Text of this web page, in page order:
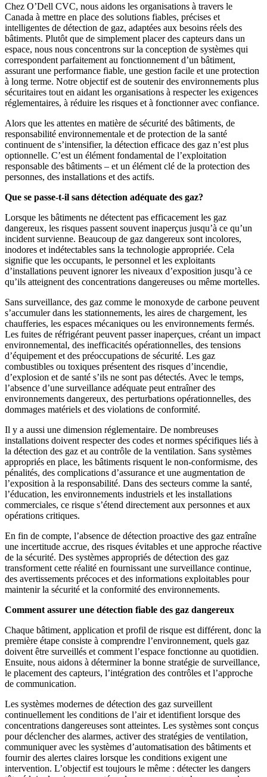
Chez O’Dell CVC, nous aidons les organisations à travers le
Canada à mettre en place des solutions fiables, précises et
intelligentes de détection de gaz, adaptées aux besoins réels des
bâtiments. Plutôt que de simplement placer des capteurs dans un
espace, nous nous concentrons sur la conception de systèmes qui
correspondent parfaitement au fonctionnement d’un bâtiment,
assurant une performance fiable, une gestion facile et une protection
à long terme. Notre objectif est de soutenir des environnements plus
sécuritaires tout en aidant les organisations à respecter les exigences
réglementaires, à réduire les risques et à fonctionner avec confiance.
Alors que les attentes en matière de sécurité des bâtiments, de
responsabilité environnementale et de protection de la santé
continuent de s’intensifier, la détection efficace des gaz n’est plus
optionnelle. C’est un élément fondamental de l’exploitation
responsable des bâtiments – et un élément clé de la protection des
personnes, des installations et des actifs.
Que se passe-t-il sans détection adéquate des gaz?
Lorsque les bâtiments ne détectent pas efficacement les gaz
dangereux, les risques passent souvent inaperçus jusqu’à ce qu’un
incident survienne. Beaucoup de gaz dangereux sont incolores,
inodores et indétectables sans la technologie appropriée. Cela
signifie que les occupants, le personnel et les exploitants
d’installations peuvent ignorer les niveaux d’exposition jusqu’à ce
qu’ils atteignent des concentrations dangereuses ou même mortelles.
Sans surveillance, des gaz comme le monoxyde de carbone peuvent
s’accumuler dans les stationnements, les aires de chargement, les
chaufferies, les espaces mécaniques ou les environnements fermés.
Les fuites de réfrigérant peuvent passer inaperçues, créant un impact
environnemental, des inefficacités opérationnelles, des tensions
d’équipement et des préoccupations de sécurité. Les gaz
combustibles ou toxiques présentent des risques d’incendie,
d’explosion et de santé s’ils ne sont pas détectés. Avec le temps,
l’absence d’une surveillance adéquate peut entraîner des
environnements dangereux, des perturbations opérationnelles, des
dommages matériels et des violations de conformité.
Il y a aussi une dimension réglementaire. De nombreuses
installations doivent respecter des codes et normes spécifiques liés à
la détection des gaz et au contrôle de la ventilation. Sans systèmes
appropriés en place, les bâtiments risquent le non-conformisme, des
pénalités, des complications d’assurance et une augmentation de
l’exposition à la responsabilité. Dans des secteurs comme la santé,
l’éducation, les environnements industriels et les installations
commerciales, ce risque s’étend directement aux personnes et aux
opérations critiques.
En fin de compte, l’absence de détection proactive des gaz entraîne
une incertitude accrue, des risques évitables et une approche réactive
de la sécurité. Des systèmes appropriés de détection des gaz
transforment cette réalité en fournissant une surveillance continue,
des avertissements précoces et des informations exploitables pour
maintenir la sécurité et la conformité des environnements.
Comment assurer une détection fiable des gaz dangereux
Chaque bâtiment, application et profil de risque est différent, donc la
première étape consiste à comprendre l’environnement, quels gaz
doivent être surveillés et comment l’espace fonctionne au quotidien.
Ensuite, nous aidons à déterminer la bonne stratégie de surveillance,
le placement des capteurs, l’intégration des contrôles et l’approche
de communication.
Les systèmes modernes de détection des gaz surveillent
continuellement les conditions de l’air et identifient lorsque des
concentrations dangereuses sont atteintes. Les systèmes sont conçus
pour déclencher des alarmes, activer des stratégies de ventilation,
communiquer avec les systèmes d’automatisation des bâtiments et
fournir des alertes claires lorsque les conditions exigent une
intervention. L’objectif est toujours le même : détecter les dangers